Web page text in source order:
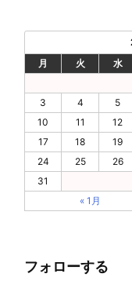
月
火 水
3
4 5
10
11 12
17
18 19
24
25 26
31
« 1月
フォローする